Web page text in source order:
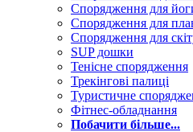
Спорядження для
Спорядження для
Спорядження для
SUP дошки
Тенісне спорядження
Трекінгові палиці
Туристичне
Фітнес-обладнання
Побачити більше...